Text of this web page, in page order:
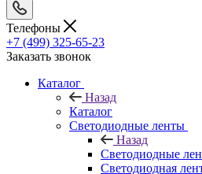
Телефоны
+7 (499) 325-65-23
Заказать звонок
Каталог
Назад
Каталог
Светодиодные ленты
Назад
Светодиодные
Светодиодная